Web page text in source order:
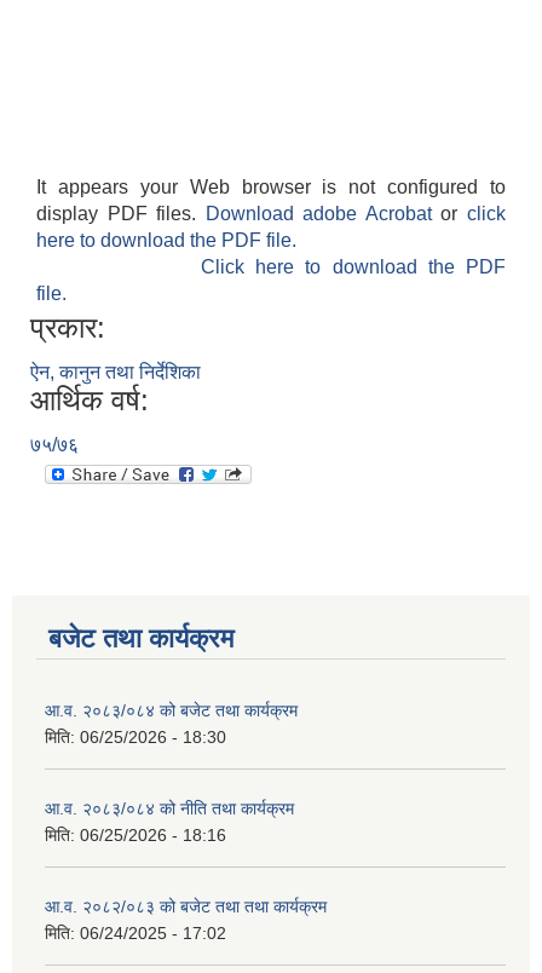
It appears your Web browser is not configured to
display PDF files.
Download adobe Acrobatorclick
here to download the PDF file.
Click here to download the PDF
file.
प्रकार:
ऐन, कानुन तथा निर्देशिका
आर्थिक वर्ष:
७५/७६
बजेट तथा कार्यक्रम
आ.व. २०८३/०८४ को बजेट तथा कार्यक्रम
मिति: 06/25/2026 - 18:30
आ.व. २०८३/०८४ को नीति तथा कार्यक्रम
मिति: 06/25/2026 - 18:16
आ.व. २०८२/०८३ को बजेट तथा तथा कार्यक्रम
मिति: 06/24/2025 - 17:02